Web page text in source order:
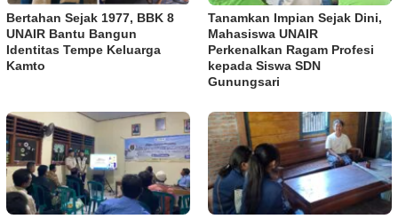
Bertahan Sejak 1977, BBK 8
UNAIR Bantu Bangun
Identitas Tempe Keluarga
Kamto
Tanamkan Impian Sejak Dini,
Mahasiswa UNAIR
Perkenalkan Ragam Profesi
kepada Siswa SDN
Gunungsari